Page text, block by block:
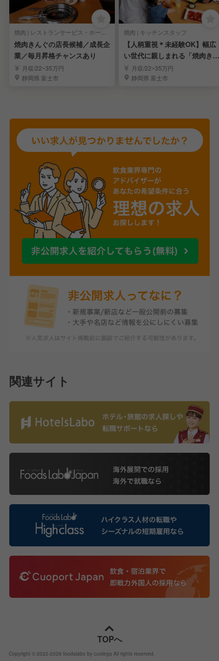
焼肉 | レストランサービス・ホールスタッフ
焼肉きんぐの店長候補／成長企
業／毎月昇格チャンスあり
月収/22~35万円
静岡県 富士市
焼肉 | キッチンスタッフ
【人柄重視＊未経験OK】幅広
い世代に親しまれる「焼肉きん
ぐ」店長候補を募集
月収/22~35万円
静岡県 富士市
関連サイト
TOPへ
Copyright © 2022-2026 foodslabo by cuolega All rights reserved.